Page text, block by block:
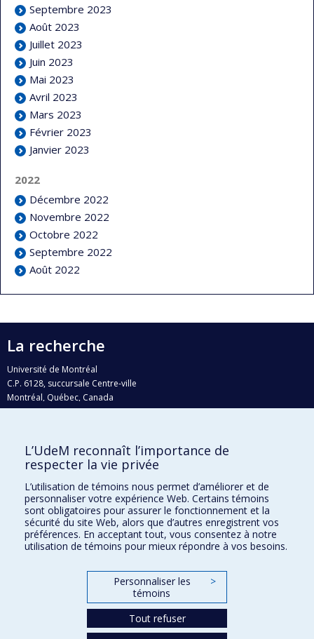
Septembre 2023
Août 2023
Juillet 2023
Juin 2023
Mai 2023
Avril 2023
Mars 2023
Février 2023
Janvier 2023
2022
Décembre 2022
Novembre 2022
Octobre 2022
Septembre 2022
Août 2022
La recherche
Université de Montréal
C.P. 6128, succursale Centre-ville
Montréal, Québec, Canada
H3C 3J7
Qui fait quoi?
Nous trouver
Plan du site
Accessibilité
L’UdeM reconnaît l’importance de
respecter la vie privée
L’utilisation de témoins nous permet d’améliorer et de
personnaliser votre expérience Web. Certains témoins
sont obligatoires pour assurer le fonctionnement et la
sécurité du site Web, alors que d’autres enregistrent vos
préférences. En acceptant tout, vous consentez à notre
utilisation de témoins pour mieux répondre à vos besoins.
Personnaliser les
témoins
>
Tout refuser